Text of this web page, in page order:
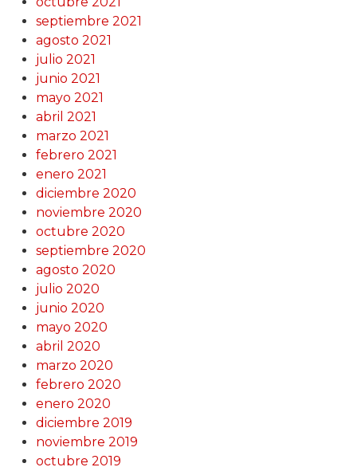
septiembre 2021
agosto 2021
julio 2021
junio 2021
mayo 2021
abril 2021
marzo 2021
febrero 2021
enero 2021
diciembre 2020
noviembre 2020
octubre 2020
septiembre 2020
agosto 2020
julio 2020
junio 2020
mayo 2020
abril 2020
marzo 2020
febrero 2020
enero 2020
diciembre 2019
noviembre 2019
octubre 2019